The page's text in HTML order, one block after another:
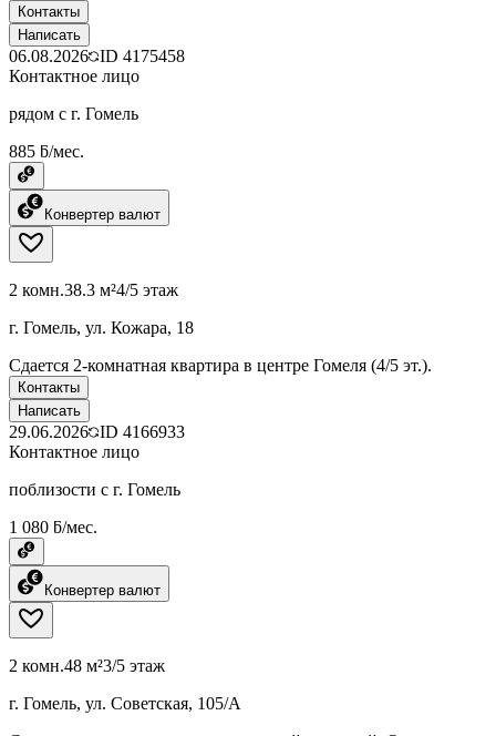
Контакты
Написать
06.08.2026 ID 4175458
Контактное лицо
рядом с г. Гомель
885 ƃ/мес.
Конвертер валют
2 комн.38.3 м²4/5 этаж
г. Гомель, ул. Кожара, 18
Сдается 2-комнатная квартира в центре Гомеля (4/5 эт.).
Контакты
Написать
29.06.2026 ID 4166933
Контактное лицо
поблизости с г. Гомель
1 080 ƃ/мес.
Конвертер валют
2 комн.48 м²3/5 этаж
г. Гомель, ул. Советская, 105/А